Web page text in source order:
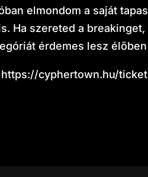
elmondom a saját
Ha szereted a
érdemes lesz
https://cyphertown.hu/